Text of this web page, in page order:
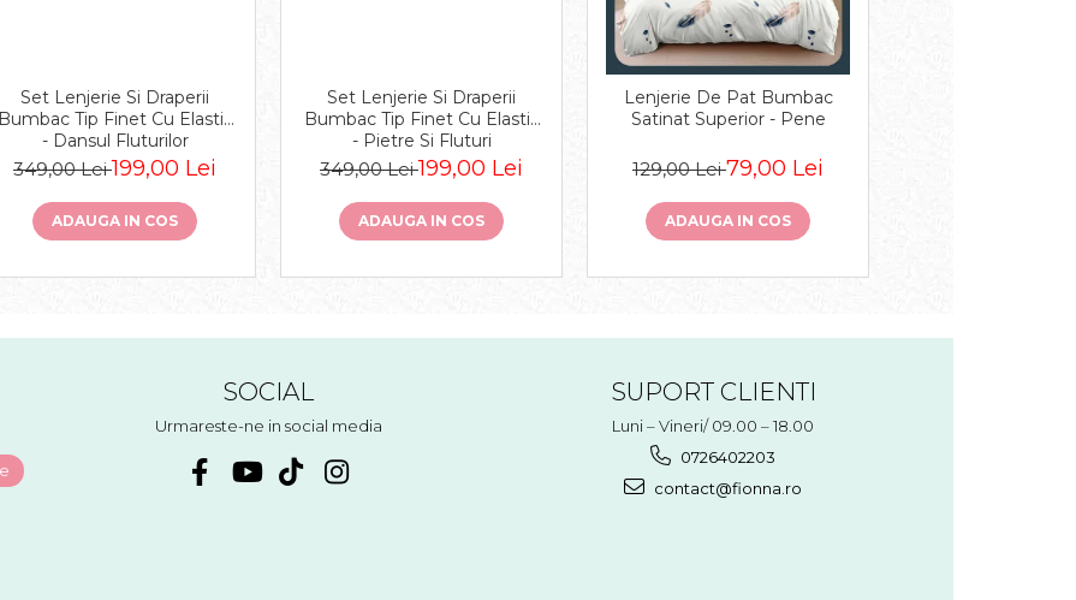
Set Lenjerie Si Draperii
Bumbac Tip Finet Cu Elastic
- Dansul Fluturilor
349,00 Lei199,00 Lei
ADAUGA IN COS
Set Lenjerie Si Draperii
Bumbac Tip Finet Cu Elastic
- Pietre Si Fluturi
349,00 Lei199,00 Lei
ADAUGA IN COS
Lenjerie De Pat Bumbac
Satinat Superior - Pene
129,00 Lei79,00 Lei
ADAUGA IN COS
SOCIAL
Urmareste-ne in social media
SUPORT CLIENTI
Luni – Vineri/ 09.00 – 18.00
0726402203
contact@fionna.ro